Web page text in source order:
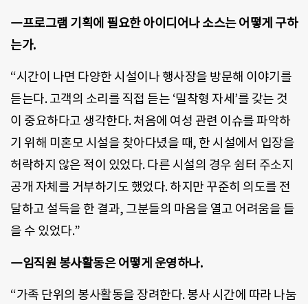
―프로그램 기획에 필요한 아이디어나 소스는 어떻게 구하
는가.
“시간이 나면 다양한 시설이나 행사장을 방문해 이야기를
듣는다. 고객의 소리를 직접 듣는 ‘밀착형 자세’를 갖는 것
이 중요하다고 생각한다. 처음에 여성 관련 이슈를 파악하
기 위해 미혼모 시설을 찾아다녔을 때, 한 시설에서 입장을
허락하지 않은 적이 있었다. 다른 시설의 경우 쉼터 주소지
공개 자체를 거부하기도 했었다. 하지만 꾸준히 의도를 전
달하고 설득을 한 결과, 그분들의 마음을 열고 어려움을 들
을 수 있었다.”
―임직원 봉사활동은 어떻게 운영하나.
“가족 단위의 봉사활동을 장려한다. 봉사 시간에 따라 나눔